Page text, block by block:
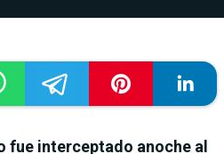
fue interceptado anoche al